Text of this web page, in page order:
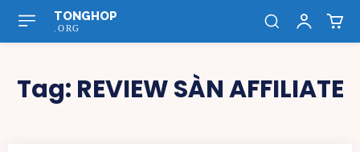
TONGHOP
.ORG
Tag: REVIEW SÀN AFFILIATE